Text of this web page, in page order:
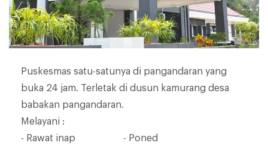
Puskesmas satu-satunya di pangandaran yang
buka 24 jam. Terletak di dusun kamurang desa
babakan pangandaran.
Melayani :
- Rawat inap - Poned